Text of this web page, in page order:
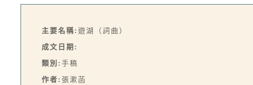
主要名稱: 遊湖（詞曲）
成文日期:
類別: 手稿
作者: 張漱菡